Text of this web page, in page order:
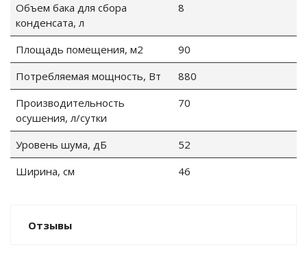
Объем бака для сбора
конденсата, л
8
Площадь помещения, м2
90
Потребляемая мощность, Вт
880
Производительность
осушения, л/сутки
70
Уровень шума, дБ
52
Ширина, см
46
Отзывы